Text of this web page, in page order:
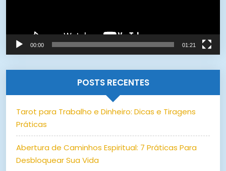
00:00 01:21
POSTS RECENTES
Tarot para Trabalho e Dinheiro: Dicas e Tiragens
Práticas
Abertura de Caminhos Espiritual: 7 Práticas Para
Desbloquear Sua Vida